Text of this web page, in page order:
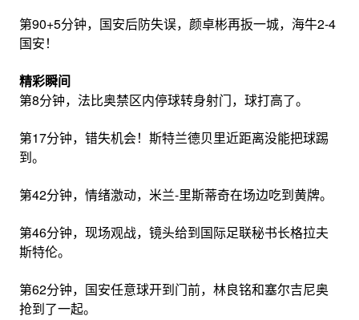
第90+5分钟，国安后防失误，颜卓彬再扳一城，海牛2-4
国安！
精彩瞬间
第8分钟，法比奥禁区内停球转身射门，球打高了。
第17分钟，错失机会！斯特兰德贝里近距离没能把球踢
到。
第42分钟，情绪激动，米兰-里斯蒂奇在场边吃到黄牌。
第46分钟，现场观战，镜头给到国际足联秘书长格拉夫
斯特伦。
第62分钟，国安任意球开到门前，林良铭和塞尔吉尼奥
抢到了一起。